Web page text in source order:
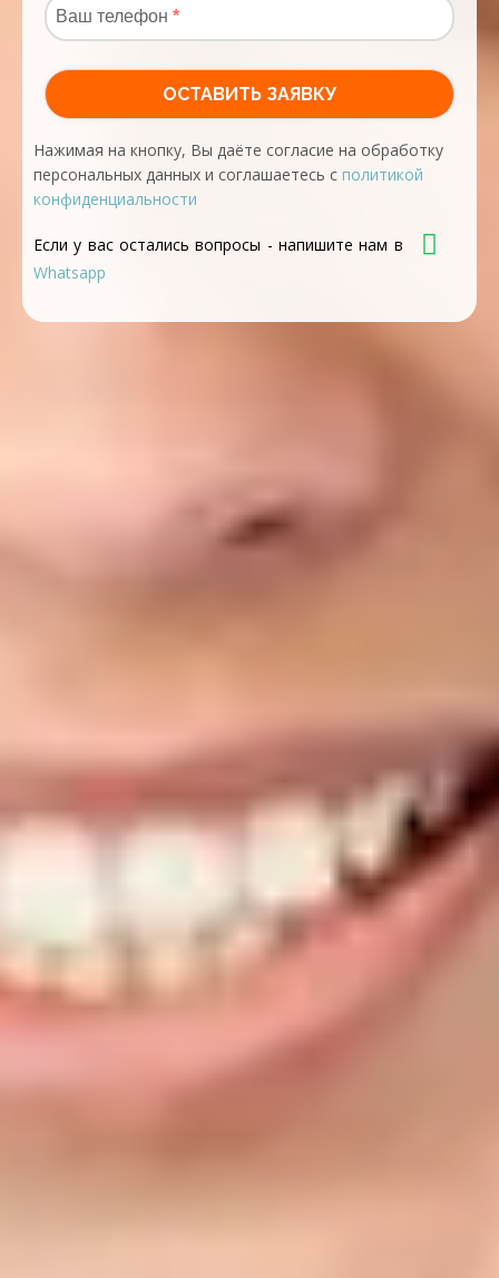
Нажимая на кнопку, Вы даёте согласие на обработку
персональных данных и соглашаетесь с политикой
конфиденциальности
Если у вас остались вопросы - напишите нам в
Whatsapp